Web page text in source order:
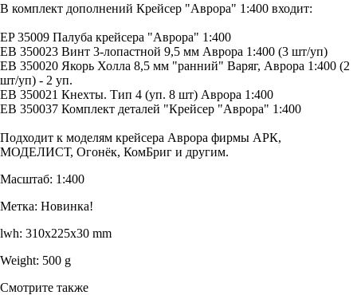
В комплект дополнений Крейсер "Аврора" 1:400 входит:
EP 35009 Палуба крейсера "Аврора" 1:400
EB 350023 Винт 3-лопастной 9,5 мм Аврора 1:400 (3 шт/уп)
EB 350020 Якорь Холла 8,5 мм "ранний" Варяг, Аврора 1:400 (2
шт/уп) - 2 уп.
EB 350021 Кнехты. Тип 4 (уп. 8 шт) Аврора 1:400
EB 350037 Комплект деталей "Крейсер "Аврора" 1:400
Подходит к моделям крейсера Аврора фирмы АРК,
МОДЕЛИСТ, Огонёк, КомБриг и другим.
Масштаб: 1:400
Метка: Новинка!
lwh: 310x225x30 mm
Weight: 500 g
Смотрите также